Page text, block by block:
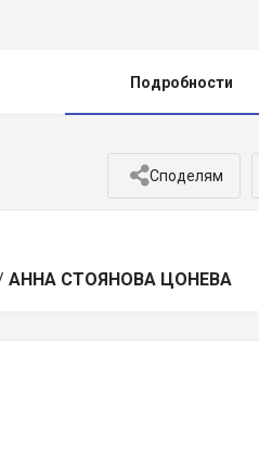
Подробности
Споделям
АННА СТОЯНОВА ЦОНЕВА